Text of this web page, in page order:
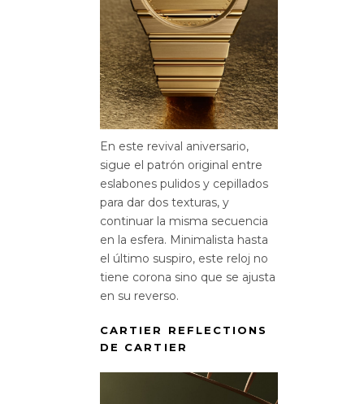
En este revival aniversario,
sigue el patrón original entre
eslabones pulidos y cepillados
para dar dos texturas, y
continuar la misma secuencia
en la esfera. Minimalista hasta
el último suspiro, este reloj no
tiene corona sino que se ajusta
en su reverso.
CARTIER REFLECTIONS
DE CARTIER